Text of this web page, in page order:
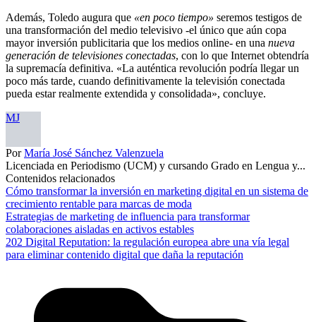
Además, Toledo augura que «en poco tiempo» seremos testigos de
una transformación del medio televisivo -el único que aún copa
mayor inversión publicitaria que los medios online- en una nueva
generación de televisiones conectadas, con lo que Internet obtendría
la supremacía definitiva. «La auténtica revolución podría llegar un
poco más tarde, cuando definitivamente la televisión conectada
pueda estar realmente extendida y consolidada», concluye.
MJ
PorMaría José Sánchez Valenzuela
Licenciada en Periodismo (UCM) y cursando Grado en Lengua y...
Contenidos relacionados
Cómo transformar la inversión en marketing digital en un sistema de
crecimiento rentable para marcas de moda
Estrategias de marketing de influencia para transformar
colaboraciones aisladas en activos estables
202 Digital Reputation: la regulación europea abre una vía legal
para eliminar contenido digital que daña la reputación